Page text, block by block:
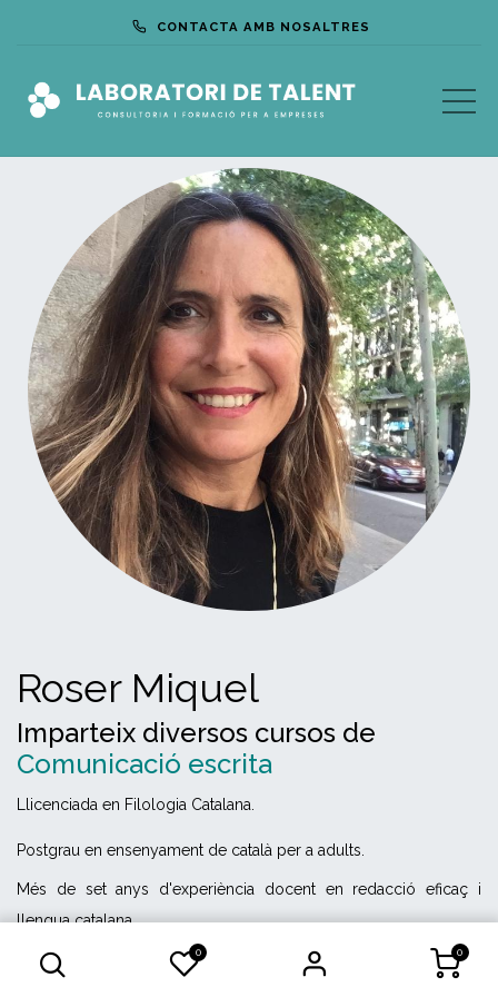
0 0
CONTACTA AMB NOSALTRES
Roser Miquel
Imparteix diversos cursos de
Comunicació escrita
Llicenciada en Filologia Catalana.
Postgrau en ensenyament de català per a adults.
Més de set anys d'experiència docent en redacció eficaç i
llengua catalana